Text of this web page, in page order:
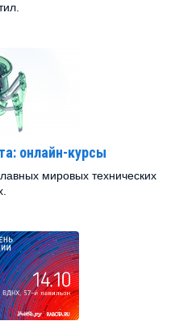
онлайн-курсы
мировых технических